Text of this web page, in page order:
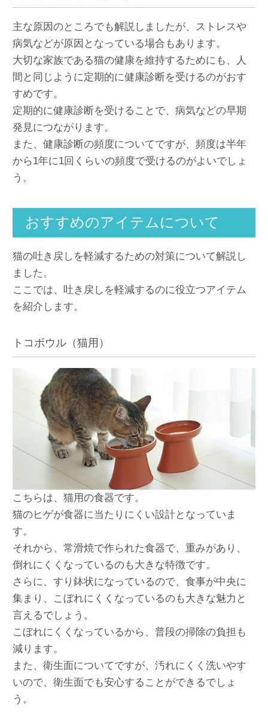
主な原因のところでも解説しましたが、ストレスや
病気などが原因となっている場合もあります。
大切な家族である猫の健康を維持するためにも、人
間と同じように定期的に健康診断を受けるのがおす
すめです。
定期的に健康診断を受けることで、病気などの早期
発見につながります。
また、健康診断の頻度についてですが、頻度は半年
から1年に1回くらいの頻度で受けるのがよいでしょ
う。
おすすめのアイテムについて
猫の吐き戻しを軽減するための対策について解説し
ました。
ここでは、吐き戻しを軽減するのに役立つアイテム
を紹介します。
トコボウル（猫用）
こちらは、猫用の食器です。
猫のヒゲが食器に当たりにくい設計となっていま
す。
それから、常滑焼で作られた食器で、重みがあり、
倒れにくくなっているのも大きな特徴です。
さらに、すり鉢状になっているので、食事が中央に
集まり、こぼれにくくなっているのも大きな魅力と
言えるでしょう。
こぼれにくくなっているから、普段の掃除の負担も
減ります。
また、衛生面についてですが、汚れにくく洗いやす
いので、衛生面でも安心することができるでしょ
う。